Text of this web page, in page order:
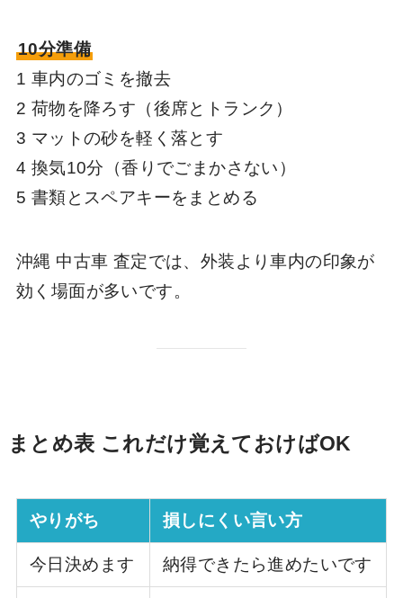
10分準備
1 車内のゴミを撤去
2 荷物を降ろす（後席とトランク）
3 マットの砂を軽く落とす
4 換気10分（香りでごまかさない）
5 書類とスペアキーをまとめる
沖縄 中古車 査定では、外装より車内の印象が
効く場面が多いです。
まとめ表 これだけ覚えておけばOK
やりがち 損しにくい言い方
今日決めます 納得できたら進めたいです